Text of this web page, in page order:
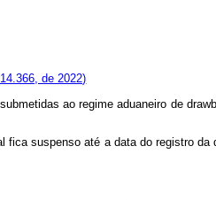
de 2022)
ao regime aduaneiro de
suspenso até a data do registro